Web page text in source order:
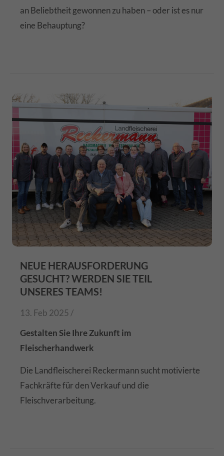
an Beliebtheit gewonnen zu haben – oder ist es nur
eine Behauptung?
NEUE HERAUSFORDERUNG
GESUCHT? WERDEN SIE TEIL
UNSERES TEAMS!
13. Feb 2025 /
Gestalten Sie Ihre Zukunft im
Fleischerhandwerk
Die Landfleischerei Reckermann sucht motivierte
Fachkräfte für den Verkauf und die
Fleischverarbeitung.